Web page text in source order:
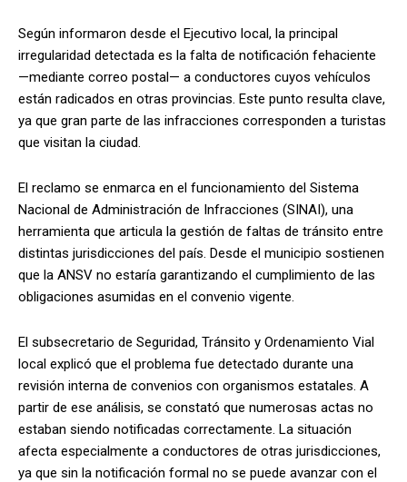
Según informaron desde el Ejecutivo local, la principal
irregularidad detectada es la falta de notificación fehaciente
—mediante correo postal— a conductores cuyos vehículos
están radicados en otras provincias. Este punto resulta clave,
ya que gran parte de las infracciones corresponden a turistas
que visitan la ciudad.
El reclamo se enmarca en el funcionamiento del Sistema
Nacional de Administración de Infracciones (SINAI), una
herramienta que articula la gestión de faltas de tránsito entre
distintas jurisdicciones del país. Desde el municipio sostienen
que la ANSV no estaría garantizando el cumplimiento de las
obligaciones asumidas en el convenio vigente.
El subsecretario de Seguridad, Tránsito y Ordenamiento Vial
local explicó que el problema fue detectado durante una
revisión interna de convenios con organismos estatales. A
partir de ese análisis, se constató que numerosas actas no
estaban siendo notificadas correctamente. La situación
afecta especialmente a conductores de otras jurisdicciones,
ya que sin la notificación formal no se puede avanzar con el